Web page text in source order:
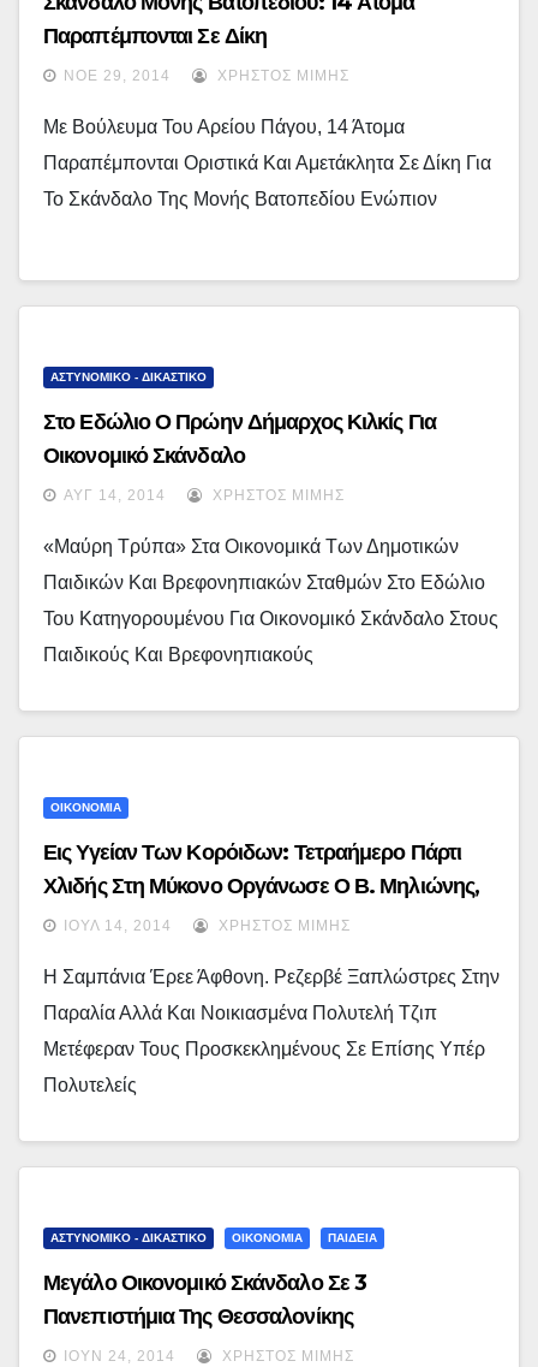
Παραπέμπονται Σε Δίκη
ΝΟΈ 29, 2014 ΧΡΉΣΤΟΣ ΜΊΜΗΣ
Με Βούλευμα Του Αρείου Πάγου, 14 Άτομα
Παραπέμπονται Οριστικά Και Αμετάκλητα Σε Δίκη Για
Το Σκάνδαλο Της Μονής Βατοπεδίου Ενώπιον
ΑΣΤΥΝΟΜΙΚΟ - ΔΙΚΑΣΤΙΚΟ
Στο Εδώλιο Ο Πρώην Δήμαρχος Κιλκίς Για
Οικονομικό Σκάνδαλο
ΑΥΓ 14, 2014 ΧΡΉΣΤΟΣ ΜΊΜΗΣ
«Μαύρη Τρύπα» Στα Οικονομικά Των Δημοτικών
Παιδικών Και Βρεφονηπιακών Σταθμών Στο Εδώλιο
Του Κατηγορουμένου Για Οικονομικό Σκάνδαλο Στους
Παιδικούς Και Βρεφονηπιακούς
ΟΙΚΟΝΟΜΙΑ
Εις Υγείαν Των Κορόιδων: Τετραήμερο Πάρτι
Χλιδής Στη Μύκονο Οργάνωσε Ο Β. Μηλιώνης,
Κατηγορούμενος Για Το Σκάνδαλο Της ENERGA
ΙΟΎΛ 14, 2014 ΧΡΉΣΤΟΣ ΜΊΜΗΣ
Η Σαμπάνια Έρεε Άφθονη. Ρεζερβέ Ξαπλώστρες Στην
Παραλία Αλλά Και Νοικιασμένα Πολυτελή Τζιπ
Μετέφεραν Τους Προσκεκλημένους Σε Επίσης Υπέρ
Πολυτελείς
ΑΣΤΥΝΟΜΙΚΟ - ΔΙΚΑΣΤΙΚΟ ΟΙΚΟΝΟΜΙΑ ΠΑΙΔΕΙΑ
Μεγάλο Οικονομικό Σκάνδαλο Σε 3
Πανεπιστήμια Της Θεσσαλονίκης
ΙΟΎΝ 24, 2014 ΧΡΉΣΤΟΣ ΜΊΜΗΣ